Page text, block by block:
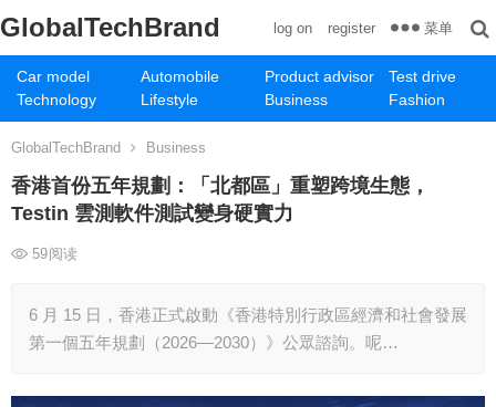
GlobalTechBrand
Car model Automobile Product advisor
Test drive
Technology
Lifestyle Business Fashion
log on register 菜单
GlobalTechBrand Business
香港首份五年規劃：「北都區」重塑跨境生態，
Testin 雲測軟件測試變身硬實力
59阅读
6 月 15 日，香港正式啟動《香港特別行政區經濟和社會發展
第一個五年規劃（2026—2030）》公眾諮詢。呢…